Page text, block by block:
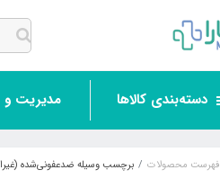
دسته‌بندی کالاها مدیریت و
فهرست محصولات برچسب وسیله ضدعفونی‌شده